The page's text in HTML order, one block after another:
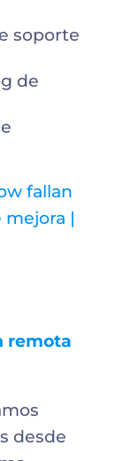
soporte
de
remota
desde